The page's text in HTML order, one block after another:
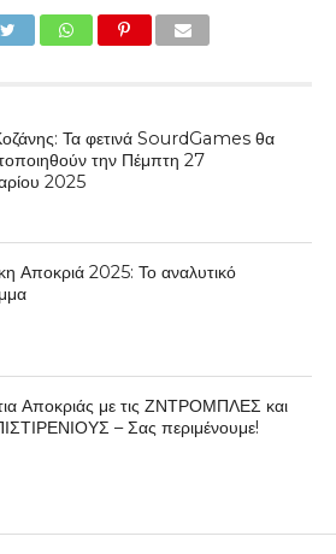
Τα φετινά SourdGames θα
την Πέμπτη 27
2025
Αποκριά 2025: Το αναλυτικό
Αποκριάς με τις ΖΝΤΡΟΜΠΛΕΣ και
– Σας περιμένουμε!